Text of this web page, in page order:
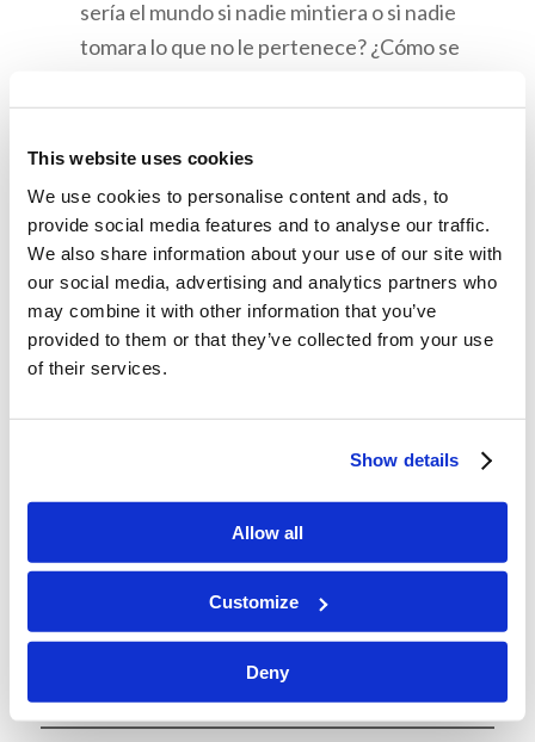
This website uses cookies
We use cookies to personalise content and ads, to
provide social media features and to analyse our traffic.
We also share information about your use of our site with
our social media, advertising and analytics partners who
may combine it with other information that you’ve
provided to them or that they’ve collected from your use
of their services.
Show details
Allow all
Customize
Deny
sería el mundo si nadie mintiera o si nadie
tomara lo que no le pertenece? ¿Cómo se
Dios primero y lo amaran?
Discuta la relación entre la obediencia a los
Diez Mandamientos y la paz que la
humanidad desea. Ayude a sus hijos a
comprender que el quebrantar las leyes de
Dios es lo que conduce a la infelicidad que
experimenta la humanidad. Use un ejemplo
como robar o mentir para demostrar esto.
Éxodo 20: 1–17
texto completo y sin resumir).